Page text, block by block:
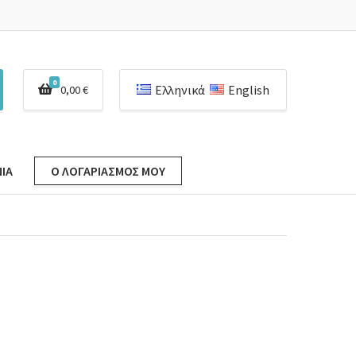
0
0,00€ Ελληνικά English
Ο ΛΟΓΑΡΙΑΣΜΌΣ ΜΟΥ